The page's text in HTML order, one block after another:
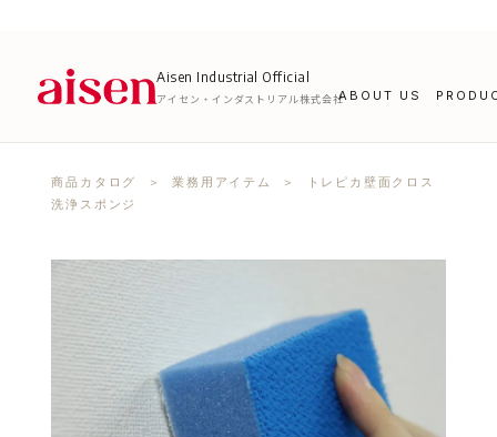
Aisen Industrial Official
アイセン・インダストリアル株式会社ABOUT US
商品カタログ ＞業務用アイテム
＞ トレピカ壁面クロス
洗浄スポンジ